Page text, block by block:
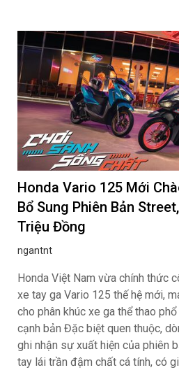
Honda Vario 125 Mới
Bổ Sung Phiên Bản
Triệu Đồng
ngantnt
Honda Việt Nam vừa chính thức
xe tay ga Vario 125 thế hệ mới,
cho phân khúc xe ga thể thao
cạnh bản Đặc biệt quen thuộc,
ghi nhận sự xuất hiện của phiên
tay lái trần đậm chất cá tính, có